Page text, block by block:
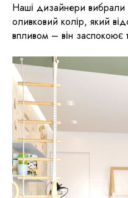
Наші дизайнери вибрали
оливковий колір, який
впливом – він заспокоює